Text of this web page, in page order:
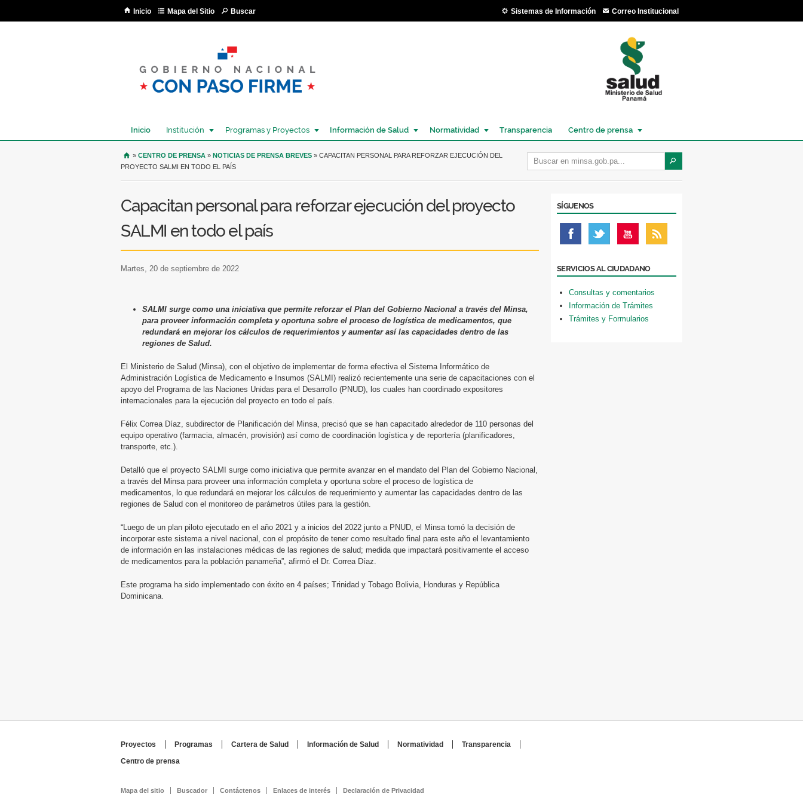
Inicio Mapa del Sitio Buscar Sistemas de Información Correo Institucional
Inicio Institución Programas y Proyectos Información de Salud Normatividad Transparencia Centro de prensa
USTED SE ENCUENTRA AQUÍ
» CENTRO DE PRENSA » NOTICIAS DE PRENSA BREVES » CAPACITAN PERSONAL PARA REFORZAR EJECUCIÓN DEL
PROYECTO SALMI EN TODO EL PAÍS
Capacitan personal para reforzar ejecución del proyecto
SALMI en todo el país
martes, 20 de septiembre de 2022
SALMI surge como una iniciativa que permite reforzar el Plan del Gobierno Nacional a través del Minsa,
para proveer información completa y oportuna sobre el proceso de logística de medicamentos, que
redundará en mejorar los cálculos de requerimientos y aumentar así las capacidades dentro de las
regiones de Salud.
El Ministerio de Salud (Minsa), con el objetivo de implementar de forma efectiva el Sistema Informático de
Administración Logística de Medicamento e Insumos (SALMI) realizó recientemente una serie de capacitaciones con el
apoyo del Programa de las Naciones Unidas para el Desarrollo (PNUD), los cuales han coordinado expositores
internacionales para la ejecución del proyecto en todo el país.
Félix Correa Díaz, subdirector de Planificación del Minsa, precisó que se han capacitado alrededor de 110 personas del
equipo operativo (farmacia, almacén, provisión) así como de coordinación logística y de reportería (planificadores,
transporte, etc.).
Detalló que el proyecto SALMI surge como iniciativa que permite avanzar en el mandato del Plan del Gobierno Nacional,
a través del Minsa para proveer una información completa y oportuna sobre el proceso de logística de
medicamentos, lo que redundará en mejorar los cálculos de requerimiento y aumentar las capacidades dentro de las
regiones de Salud con el monitoreo de parámetros útiles para la gestión.
“Luego de un plan piloto ejecutado en el año 2021 y a inicios del 2022 junto a PNUD, el Minsa tomó la decisión de
incorporar este sistema a nivel nacional, con el propósito de tener como resultado final para este año el levantamiento
de información en las instalaciones médicas de las regiones de salud; medida que impactará positivamente el acceso
de medicamentos para la población panameña”, afirmó el Dr. Correa Díaz.
Este programa ha sido implementado con éxito en 4 países; Trinidad y Tobago Bolivia, Honduras y República
Dominicana.
SÍGUENOS
SERVICIOS AL CIUDADANO
Consultas y comentarios
Información de Trámites
Trámites y Formularios
Proyectos Programas Cartera de Salud Información de Salud Normatividad
Transparencia
Centro de prensa
Mapa del sitio Buscador Contáctenos Enlaces de interés Declaración de Privacidad